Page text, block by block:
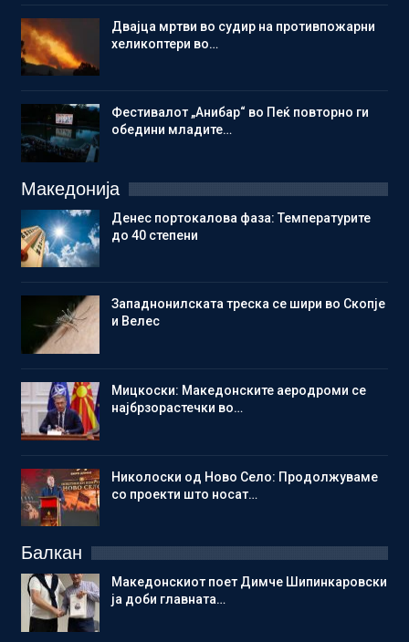
Двајца мртви во судир на противпожарни
хеликоптери во…
Фестивалот „Анибар“ во Пеќ повторно ги
обедини младите…
Македонија
Денес портокалова фаза: Температурите
до 40 степени
Западнонилската треска се шири во Скопје
и Велес
Мицкоски: Македонските аеродроми се
најбрзорастечки во…
Николоски од Ново Село: Продолжуваме
со проекти што носат…
Балкан
Македонскиот поет Димче Шипинкаровски
ја доби главната…